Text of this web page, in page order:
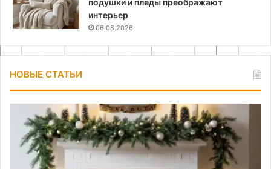
интерьер
06.08.2026
НОВЫЕ СТАТЬИ